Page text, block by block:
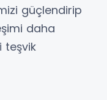
güçlendirip
daha
teşvik